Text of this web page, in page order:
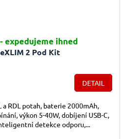
2 Pod Kit
expedujeme ihned
DETAIL
RDL potah, baterie 2000mAh,
výkon 5-40W, dobíjení USB-C,
detekce odporu,...